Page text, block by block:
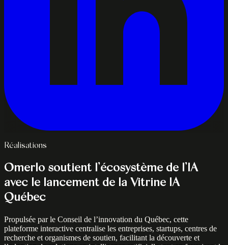
Réalisations
Omerlo soutient l’écosystème de l’IA
avec le lancement de la Vitrine IA
Québec
Propulsée par le Conseil de l’innovation du Québec, cette
plateforme interactive centralise les entreprises, startups, centres de
recherche et organismes de soutien, facilitant la découverte et